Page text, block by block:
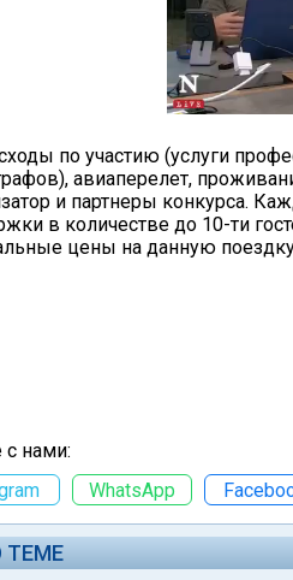
по участию (услуги
авиаперелет,
и партнеры конкурса.
в количестве до 10-ти
цены на данную
с нами:
WhatsApp
ТЕМЕ